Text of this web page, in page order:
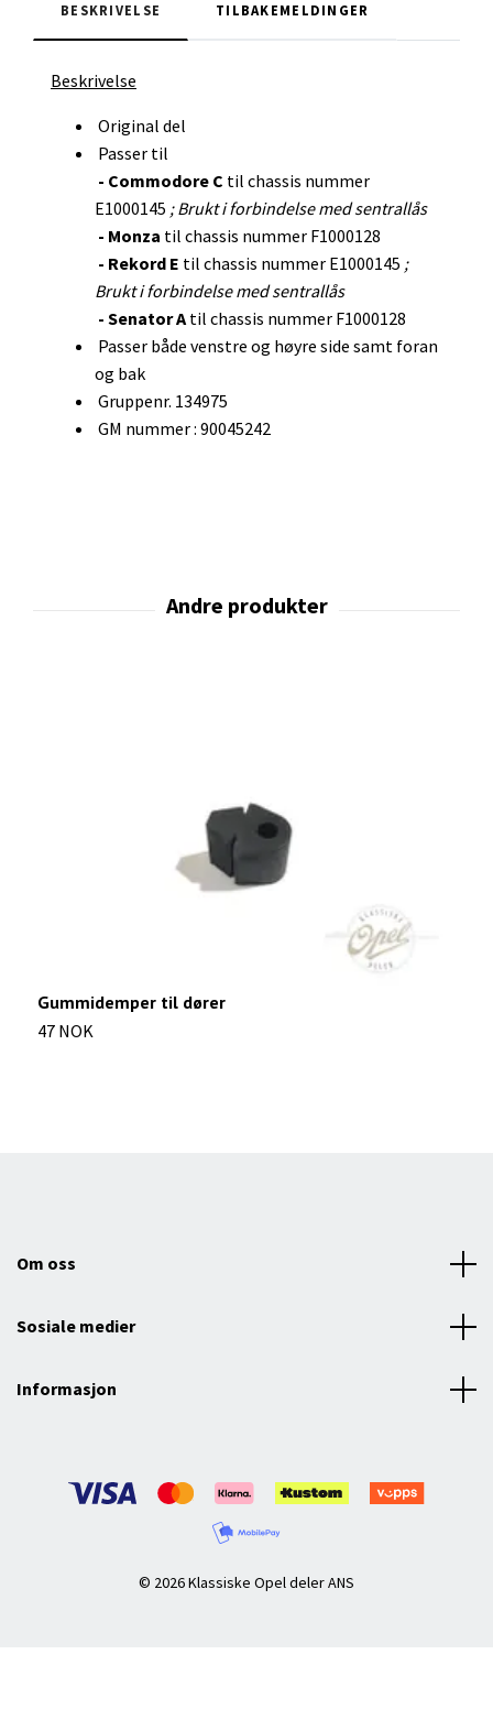
BESKRIVELSE TILBAKEMELDINGER
Beskrivelse
Original del
Passer til
- Commodore C til chassis nummer
E1000145 ; Brukt i forbindelse med sentrallås
- Monza til chassis nummer F1000128
- Rekord E til chassis nummer E1000145 ;
Brukt i forbindelse med sentrallås
- Senator Atil chassis nummer F1000128
Passer både venstre og høyre side samt foran
og bak
Gruppenr. 134975
GM nummer : 90045242
Gummidemper til dører
47 NOK
Om oss
Sosiale medier
Informasjon
© 2026 Klassiske Opel deler ANS